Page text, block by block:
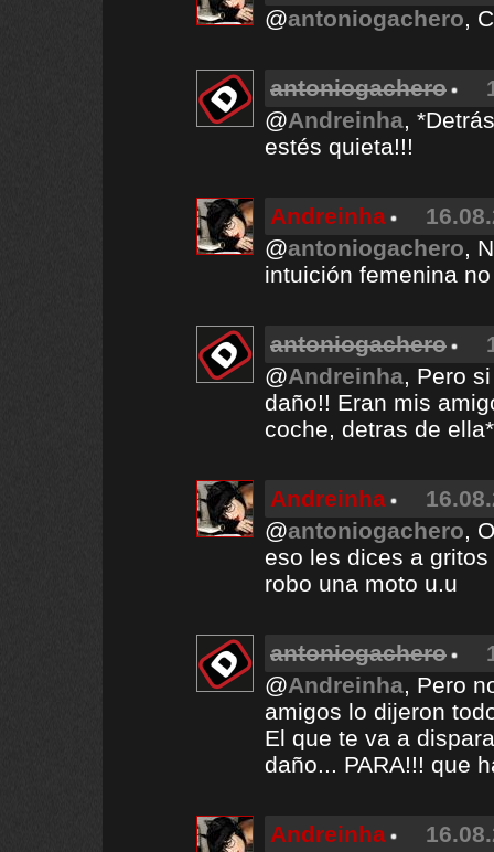
@antoniogachero,
antoniogachero
@Andreinha,
estés quieta!!!
Andreinha
@antoniogachero,
intuición femenina
antoniogachero
@Andreinha, Pero
daño!! Eran mis
coche, detras de ella*
Andreinha
@antoniogachero,
eso les dices a
robo una moto u.u
antoniogachero
@Andreinha, Pero
amigos lo dijeron
El que te va a
daño... PARA!!! que
Andreinha